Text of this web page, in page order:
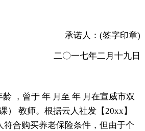
承诺人：(签字印章)
二〇一七年二月十九日
，曾于 年 月至 年 月在宣威市双
） 教师。根据云人社发【20xx】
符合购买养老保险条件，但由于个